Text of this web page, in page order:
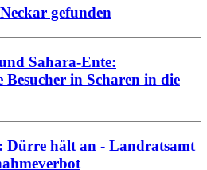
gefunden
Sahara-Ente:
in Scharen in die
Dürre hält an - Landratsamt